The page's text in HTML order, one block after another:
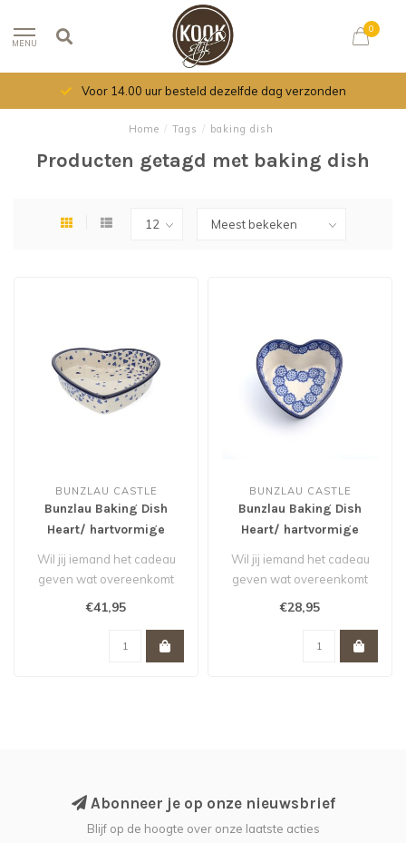
MENU
0
Voor 14.00 uur besteld dezelfde dag verzonden
Home / Tags / baking dish
Producten getagd met baking dish
BUNZLAU CASTLE
Bunzlau Baking Dish
Heart/ hartvormige
schaal 720 ml - Hearts
Wil jij iemand het cadeau
geven wat overeenkomt
met jouw gevoel? Stop dan
€41,95
BUNZLAU CASTLE
Bunzlau Baking Dish
Heart/ hartvormige
schaal 160 ml - Lace
Wil jij iemand het cadeau
geven wat overeenkomt
met jouw gevoel? Stop dan
€28,95
Abonneer je op onze nieuwsbrief
Blijf op de hoogte over onze laatste acties